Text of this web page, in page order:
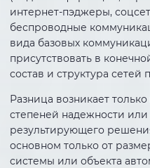
интернет-пэджеры,
беспроводные
вида базовых
присутствовать в
состав и структура
Разница возникает
степеней надежности или
результирующего
основном только от
системы или объекта